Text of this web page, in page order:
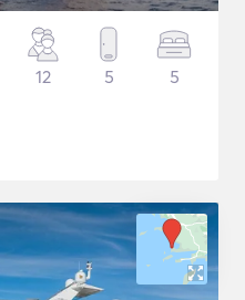
12 5 5